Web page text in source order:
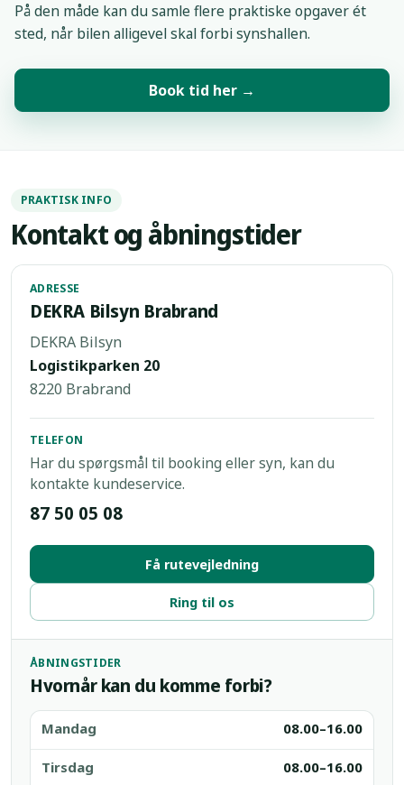
På den måde kan du samle flere praktiske opgaver ét
sted, når bilen alligevel skal forbi synshallen.
Book tid her →
PRAKTISK INFO
Kontakt og åbningstider
ADRESSE
DEKRA Bilsyn Brabrand
DEKRA Bilsyn
Logistikparken 20
8220 Brabrand
TELEFON
Har du spørgsmål til booking eller syn, kan du
kontakte kundeservice.
87 50 05 08
Få rutevejledning
Ring til os
ÅBNINGSTIDER
Hvornår kan du komme forbi?
Mandag 08.00–16.00
Tirsdag 08.00–16.00